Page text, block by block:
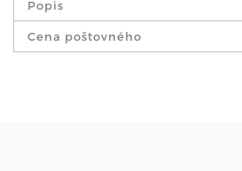
Popis
Cena poštovného